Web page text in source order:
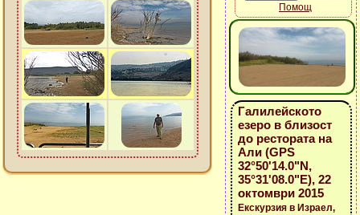
Помощ
Галилейското
езеро в близост
до рестората на
Али (GPS
32°50'14.0"N,
35°31'08.0"E), 22
октомври 2015
Екскурзия в Израел,